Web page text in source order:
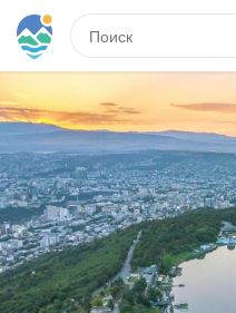
РЕГИСТРАЦИЯ
Туры
Гостиницы